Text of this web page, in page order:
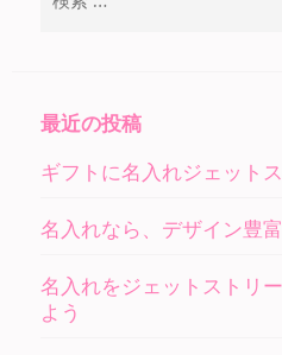
最近の投稿
ギフトに名入れジェット
名入れなら、デザイン豊
名入れをジェットストリ
よう